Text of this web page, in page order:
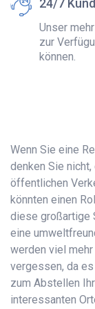
24/7
Unser
zur
können.
Wenn Sie eine
denken Sie
öffentlichen
könnten einen
diese großartige
eine
werden viel
vergessen, da
zum Abstellen
interessanten